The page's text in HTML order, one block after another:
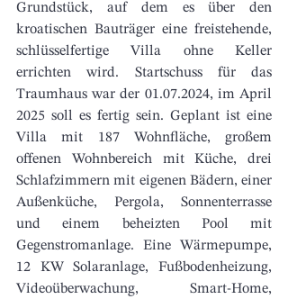
Grundstück, auf dem es über den
kroatischen Bauträger eine freistehende,
schlüsselfertige Villa ohne Keller
errichten wird. Startschuss für das
Traumhaus war der 01.07.2024, im April
2025 soll es fertig sein. Geplant ist eine
Villa mit 187 Wohnfläche, großem
offenen Wohnbereich mit Küche, drei
Schlafzimmern mit eigenen Bädern, einer
Außenküche, Pergola, Sonnenterrasse
und einem beheizten Pool mit
Gegenstromanlage. Eine Wärmepumpe,
12 KW Solaranlage, Fußbodenheizung,
Videoüberwachung, Smart-Home,